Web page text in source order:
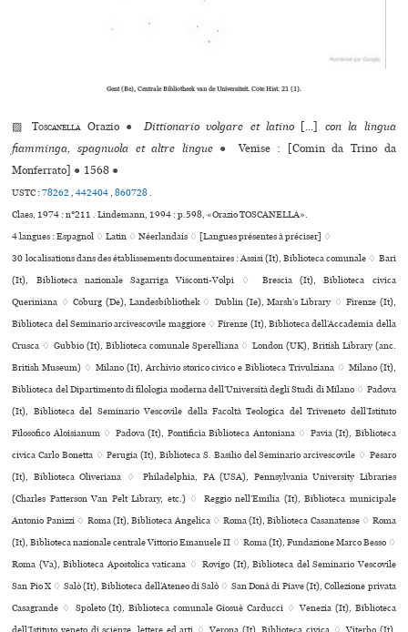
Gent (Be), Centrale Bibliotheek van de Universiteit. Cote Hist. 21 (1).
▨ToscanellaOrazio ● Dittionario volgare et latino [...] con la lingua
fiamminga, spagnuola et altre lingue ●
Venise : [Comin da Trino da
Monferrato] ● 1568 ●
USTC :78262,442404,860728.
Claes, 1974 : n°211 . Lindemann, 1994 : p.598, «Orazio TOSCANELLA».
4 langues :Espagnol ♢Latin ♢Néerlandais ♢
[Langues présentes à préciser] ♢
30 localisations dans des établissements documentaires : Assisi (It), Biblioteca comunale ♢ Bari
(It), Biblioteca nazionale Sagarriga Visconti-Volpi ♢ Brescia (It), Biblioteca civica
Queriniana ♢ Coburg (De), Landesbibliothek ♢ Dublin (Ie), Marsh’s Library ♢ Firenze (It),
Biblioteca del Seminario arcivescovile maggiore ♢ Firenze (It), Biblioteca dell’Accademia della
Crusca ♢ Gubbio (It), Biblioteca comu­nale Sperelliana ♢ London (UK), British Library (anc.
British Museum) ♢ Milano (It), Archivio sto­rico civico e Biblioteca Trivulziana ♢ Milano (It),
Biblioteca del Dipartimento di filologia moderna dell’Università degli Studi di Milano ♢ Padova
(It), Biblioteca del Seminario Vescovile della Facoltà Teologica del Triveneto dell’Istituto
Filosofico Aloisianum ♢ Padova (It), Pontificia Biblioteca Antoniana ♢ Pavia (It), Biblioteca
civica Carlo Bonetta ♢ Perugia (It), Biblioteca S. Basilio del Seminario arci­ves­co­vile ♢ Pesaro
(It), Biblioteca Oliveriana ♢ Philadelphia, PA (USA), Pennsylvania University Libraries
(Charles Patterson Van Pelt Library, etc.) ♢ Reggio nell’Emilia (It), Biblioteca muni­ci­pale
Antonio Panizzi ♢ Roma (It), Biblioteca Angelica ♢ Roma (It), Biblioteca Casanatense ♢ Roma
(It), Biblioteca nazio­nale cen­trale Vittorio Emanuele II ♢ Roma (It), Fundazione Marco Besso ♢
Roma (Va), Biblioteca Apostolica vaticana ♢ Rovigo (It), Biblioteca del Seminario Vescovile
San Pio X ♢ Salò (It), Biblioteca dell’Ateneo di Salò ♢ San Donà di Piave (It), Collezione privata
Casagrande ♢ Spoleto (It), Biblioteca comu­nale Giosuè Carducci ♢ Venezia (It), Biblioteca